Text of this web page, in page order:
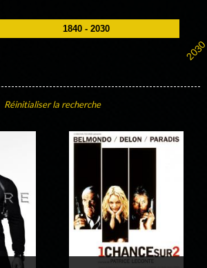
Réinitialiser la recherche